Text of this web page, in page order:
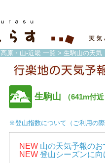
高原・山-近畿 一覧 > 生駒山の天気
生駒山 （641m付近
※登山指数について（ご利用の際
NEW 山の天気予報のお
NEW 登山シーズンに向